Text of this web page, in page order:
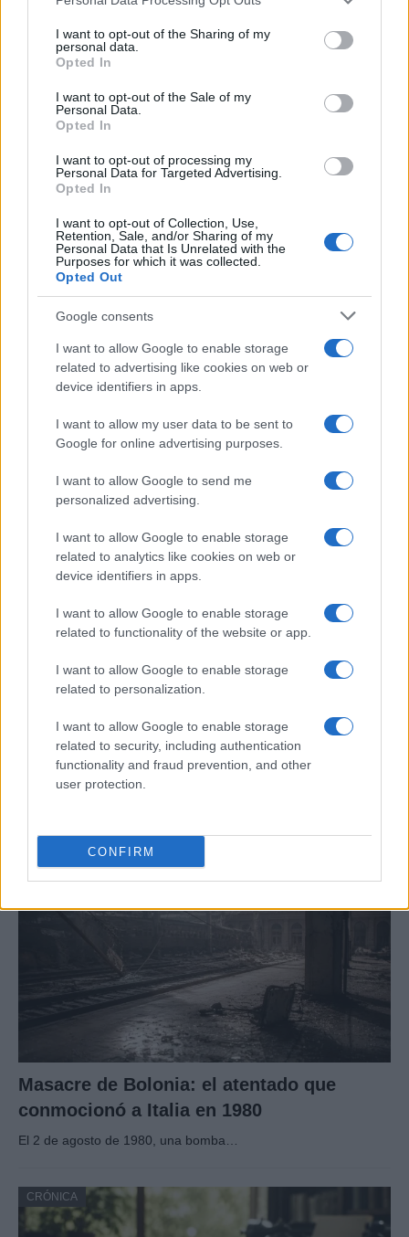
not limited to your visit or usage behaviour. You may click to
grant or deny consent to Google and its third-party tags to
use your data for below specified purposes in below Google
consent section.
I want to opt-out of the Sharing of my
personal data.
Opted In
I want to opt-out of the Sale of my
Personal Data.
Opted In
I want to opt-out of processing my
Personal Data for Targeted Advertising.
Opted In
I want to opt-out of Collection, Use,
Retention, Sale, and/or Sharing of my
Personal Data that Is Unrelated with the
Purposes for which it was collected.
Opted Out
Google consents
I want to allow Google to enable storage
related to advertising like cookies on web or
device identifiers in apps.
I want to allow my user data to be sent to
Google for online advertising purposes.
I want to allow Google to send me
personalized advertising.
I want to allow Google to enable storage
related to analytics like cookies on web or
device identifiers in apps.
I want to allow Google to enable storage
related to functionality of the website or app.
I want to allow Google to enable storage
related to personalization.
I want to allow Google to enable storage
related to security, including authentication
functionality and fraud prevention, and other
user protection.
CONFIRM
Nuevo giro en el caso Yéremi Vargas:
El ‘caso Yéremi Vargas’, el niño desaparecido en 2007…
CRÓNICA
Curso de verano de la Universidad de La
Rioja finaliza con celebración
gastronómica
Tragedia en Santa Susanna: un bombero
fallece durante un incendio en un hotel
CRÓNICA
Masacre de Bolonia: el atentado que
conmocionó a Italia en 1980
El 2 de agosto de 1980, una bomba…
CRÓNICA